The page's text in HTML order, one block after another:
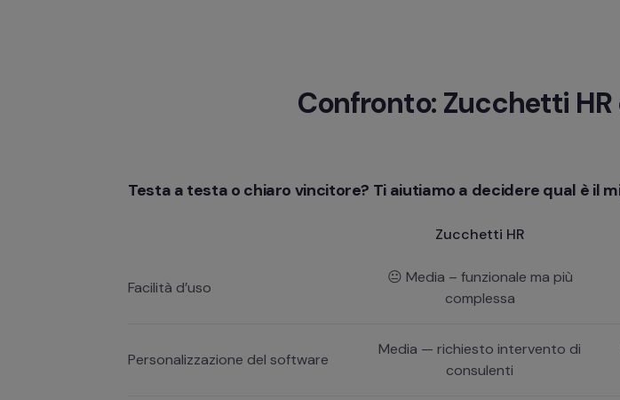
Confronto: Zucchetti
Testa a testa o chiaro vincitore? Ti aiutiamo a decidere qual è il
Zucchetti HR
Facilità d’uso
😐 Media – funzionale ma più
complessa
Personalizzazione del software
Media — richiesto intervento di
consulenti